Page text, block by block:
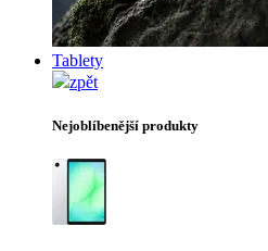
Tablety
zpět
Nejoblíbenější produkty